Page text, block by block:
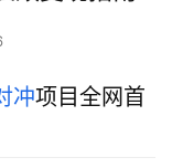
冲项目全网首